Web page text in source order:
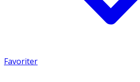
Favoriter